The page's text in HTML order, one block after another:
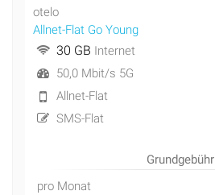
otelo
Allnet-Flat Go Young
30 GB Internet
50,0 Mbit/s 5G
Allnet-Flat
SMS-Flat
Grundgebühr
pro Monat